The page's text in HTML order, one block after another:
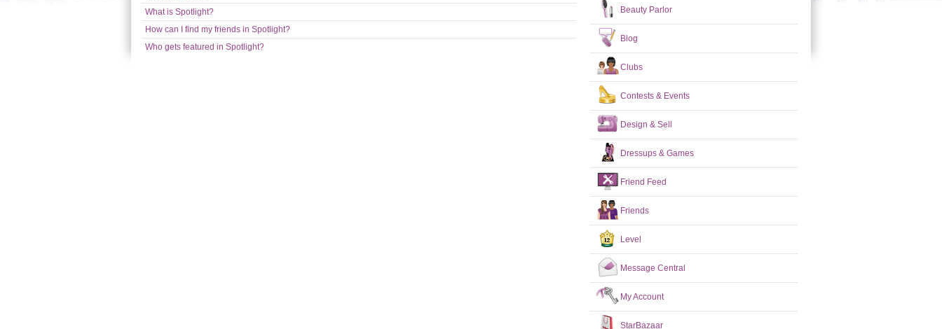
What is Spotlight?
How can I find my friends in Spotlight?
Who gets featured in Spotlight?
Beauty Parlor
Blog
Clubs
Contests & Events
Design & Sell
Dressups & Games
Friend Feed
Friends
Level
Message Central
My Account
StarBazaar